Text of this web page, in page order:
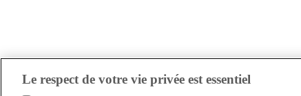
Le respect de votre vie privée est essentiel